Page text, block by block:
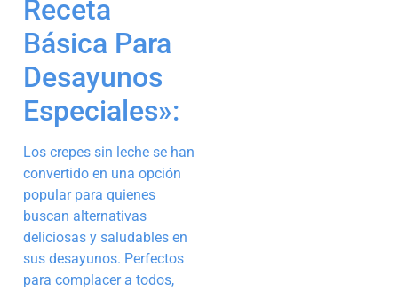
Receta
Básica Para
Desayunos
Especiales »:
Los crepes sin leche se han
convertido en una opción
popular para quienes
buscan alternativas
deliciosas y saludables en
sus desayunos. Perfectos
para complacer a todos,